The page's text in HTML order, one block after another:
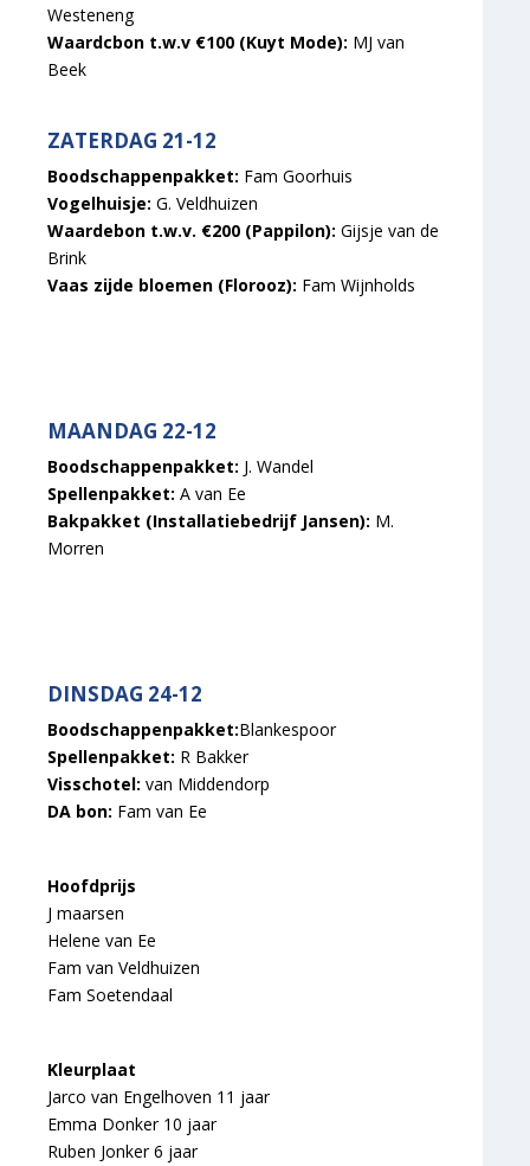
Westeneng
Waardcbon t.w.v €100 (Kuyt Mode): MJ van
Beek
ZATERDAG 21-12
Boodschappenpakket: Fam Goorhuis
Vogelhuisje: G. Veldhuizen
Waardebon t.w.v. €200 (Pappilon): Gijsje van de
Brink
Vaas zijde bloemen (Florooz): Fam Wijnholds
MAANDAG 22-12
Boodschappenpakket: J. Wandel
Spellenpakket: A van Ee
Bakpakket (Installatiebedrijf Jansen): M.
Morren
DINSDAG 24-12
Boodschappenpakket:Blankespoor
Spellenpakket: R Bakker
Visschotel: van Middendorp
DA bon: Fam van Ee
Hoofdprijs
J maarsen
Helene van Ee
Fam van Veldhuizen
Fam Soetendaal
Kleurplaat
Jarco van Engelhoven 11 jaar
Emma Donker 10 jaar
Ruben Jonker 6 jaar